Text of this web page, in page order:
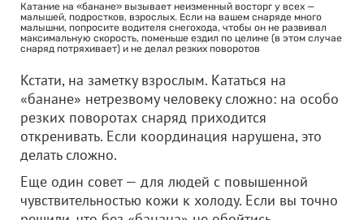
Катание на «банане» вызывает неизменный восторг у всех —
малышей, подростков, взрослых. Если на вашем снаряде много
малышни, попросите водителя снегохода, чтобы он не развивал
максимальную скорость, поменьше ездил по целине (в этом случае
снаряд потряхивает) и не делал резких поворотов
Кстати, на заметку взрослым. Кататься на
«банане» нетрезвому человеку сложно: на особо
резких поворотах снаряд приходится
откренивать. Если координация нарушена, это
делать сложно.
Еще один совет — для людей с повышенной
чувствительностью кожи к холоду. Если вы точно